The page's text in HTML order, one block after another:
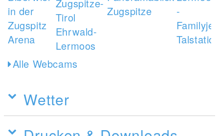
Alle Webcams
Wetter